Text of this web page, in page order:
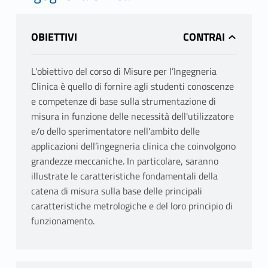
OBIETTIVI
L'obiettivo del corso di Misure per l’Ingegneria
Clinica è quello di fornire agli studenti conoscenze
e competenze di base sulla strumentazione di
misura in funzione delle necessità dell'utilizzatore
e/o dello sperimentatore nell'ambito delle
applicazioni dell’ingegneria clinica che coinvolgono
grandezze meccaniche. In particolare, saranno
illustrate le caratteristiche fondamentali della
catena di misura sulla base delle principali
caratteristiche metrologiche e del loro principio di
funzionamento.